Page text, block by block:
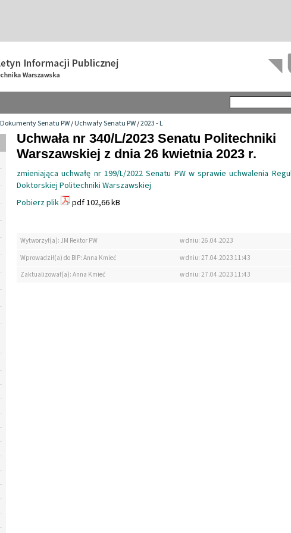
Dokumenty Senatu PW/Uchwały Senatu PW/2023 - L
Uchwała nr 340/L/2023 Senatu Politechniki
Warszawskiej z dnia 26 kwietnia 2023 r.
zmieniająca uchwałę nr 199/L/2022 Senatu PW w sprawie uchwalenia
Doktorskiej Politechniki Warszawskiej
Pobierz plik
pdf 102,66 kB
Wytworzył(a): JM Rektor PW
w dniu: 26.04.2023
Wprowadził(a) do BIP: Anna Kmieć
w dniu: 27.04.2023 11:43
Zaktualizował(a): Anna Kmieć
w dniu: 27.04.2023 11:43